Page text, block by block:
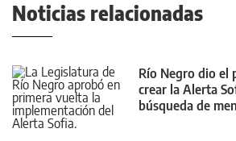
Noticias relacionadas
Río Negro dio el
crear la Alerta
búsqueda de